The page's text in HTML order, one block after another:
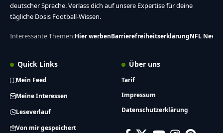
deutscher Sprache. Verlass dich auf unsere Expertise für deine
tägliche Dosis Football-Wissen.
Interessante Themen:Hier werbenBarrierefreiheitserklärungNFL News
Quick Links
Mein Feed
Meine Interessen
Leseverlauf
Von mir gespeichert
Über uns
Tarif
Impressum
Datenschutzerklärung